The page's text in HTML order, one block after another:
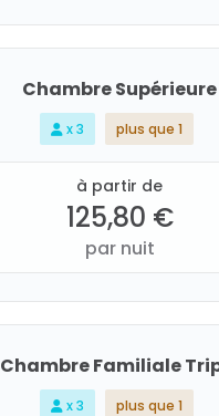
Chambre Supérieure
x 3 plus que 1
à partir de
125,80 €
par nuit
Chambre Familiale
x 3 plus que 1